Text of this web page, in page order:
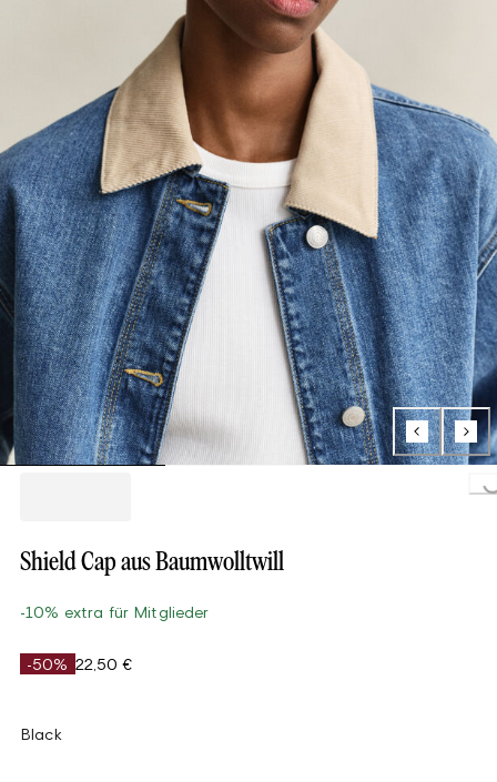
Loading...
Shield Cap aus Baumwolltwill
-10% extra für Mitglieder
-50% 22,50 €
Black